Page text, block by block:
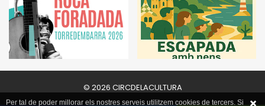
© 2026 CIRCDELACULTURA
Per tal de poder millorar els nostres serveis utilitzem cookies de tercers. Si